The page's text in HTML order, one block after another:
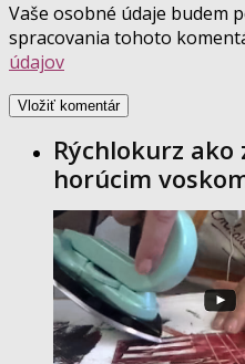
Vaše osobné údaje budem
spracovania tohoto
údajov
Rýchlokurz
horúcim